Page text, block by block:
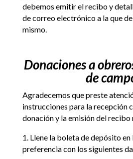
debemos emitir el recibo y
de correo electrónico a la que
mismo.
Donaciones a
de
Agradecemos que preste
instrucciones para la recepción
donación y la emisión del
1. Llene la boleta de depósito en
preferencia con los siguientes